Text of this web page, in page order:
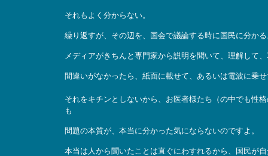
それもよく分からない。
繰り返すが、その辺を、国会で議論する時に国民に分か
メディアがきちんと専門家から説明を聞いて、理解して
間違いがなかったら、紙面に載せて、あるいは電波に乗
それをキチンとしないから、お医者様たち（の中でも性
も
問題の本質が、本当に分かった気にならないのですよ。
本当は人から聞いたことは直ぐにわすれるから、国民が